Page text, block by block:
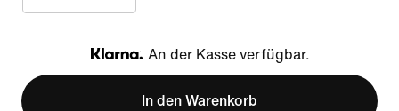
Klarna
An der Kasse verfügbar.
In den Warenkorb